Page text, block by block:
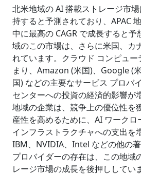
北米地域の AI 搭載ストレージ市
持すると予測されており、APAC
中に最高の CAGR で成長すると
域のこの市場は、さらに米国、カ
れています。クラウド コンピュ
まり、Amazon (米国)、Google (
国) などの主要なサービス プロバ
センターへの投資の経済的影響が
地域の企業は、競争上の優位性を
産性を高めるために、AI ワークロ
インフラストラクチャへの支出を
IBM、NVIDIA、Intel などの他の
プロバイダーの存在は、この地域
レージ市場の成長を後押ししてい